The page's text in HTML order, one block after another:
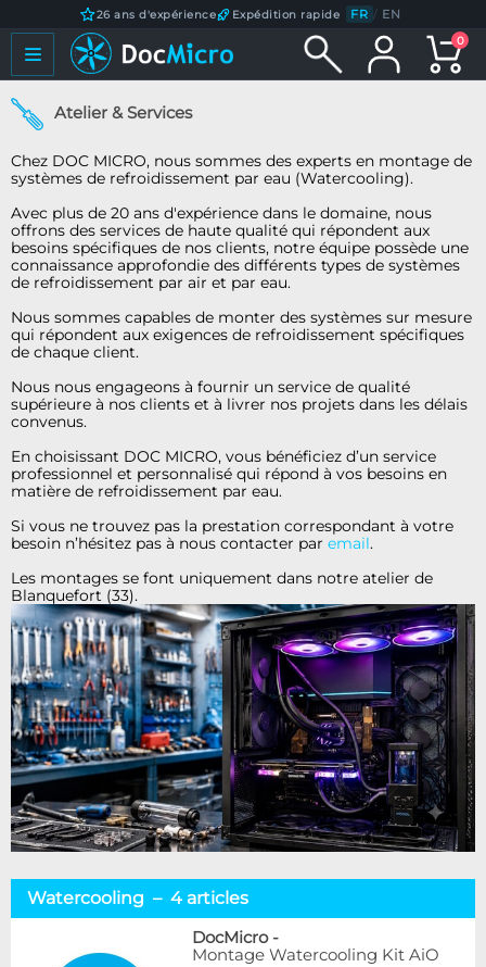
26 ans d'expérience Expédition rapide FR / EN
0
Atelier & Services
Chez DOC MICRO, nous sommes des experts en montage de
systèmes de refroidissement par eau (Watercooling).
Avec plus de 20 ans d'expérience dans le domaine, nous
offrons des services de haute qualité qui répondent aux
besoins spécifiques de nos clients, notre équipe possède une
connaissance approfondie des différents types de systèmes
de refroidissement par air et par eau.
Nous sommes capables de monter des systèmes sur mesure
qui répondent aux exigences de refroidissement spécifiques
de chaque client.
Nous nous engageons à fournir un service de qualité
supérieure à nos clients et à livrer nos projets dans les délais
convenus.
En choisissant DOC MICRO, vous bénéficiez d’un service
professionnel et personnalisé qui répond à vos besoins en
matière de refroidissement par eau.
Si vous ne trouvez pas la prestation correspondant à votre
besoin n’hésitez pas à nous contacter par email.
Les montages se font uniquement dans notre atelier de
Blanquefort (33).
Watercooling – 4 articles
DocMicro-
Montage Watercooling Kit AiO